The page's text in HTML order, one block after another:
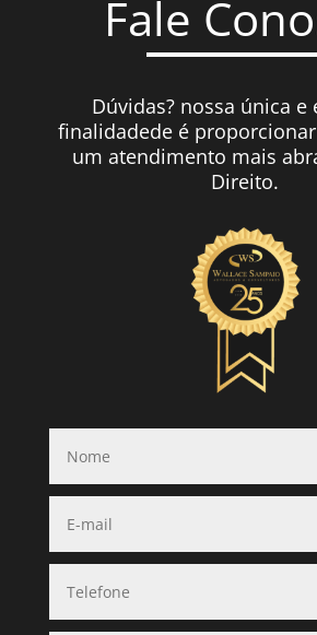
Fale
Dúvidas? nossa única e
finalidadede é
um atendimento mais
Direito.